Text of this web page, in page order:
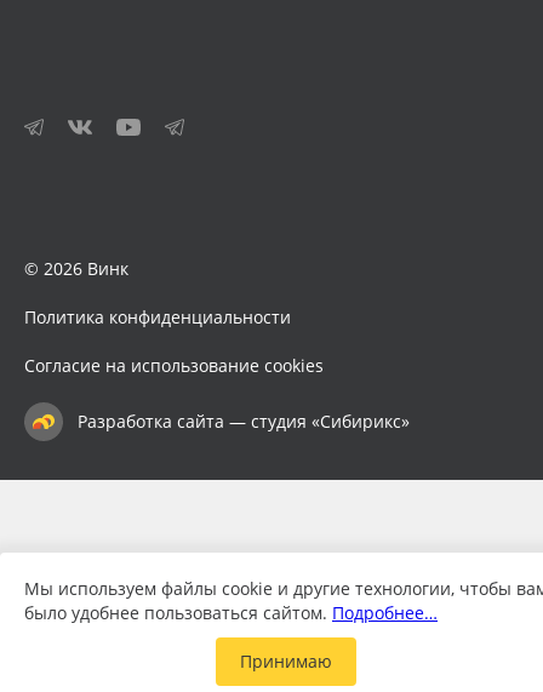
© 2026 Винк
Политика конфиденциальности
Согласие на использование cookies
Разработка сайта — студия «Сибирикс»
Мы используем файлы cookie и другие технологии, чтобы
было удобнее пользоваться сайтом. Подробнее…
Принимаю